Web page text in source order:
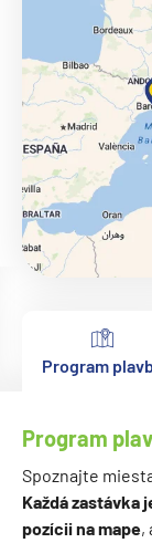
Program
Program
Spoznajte
Každá zastávka
pozícii na mape,